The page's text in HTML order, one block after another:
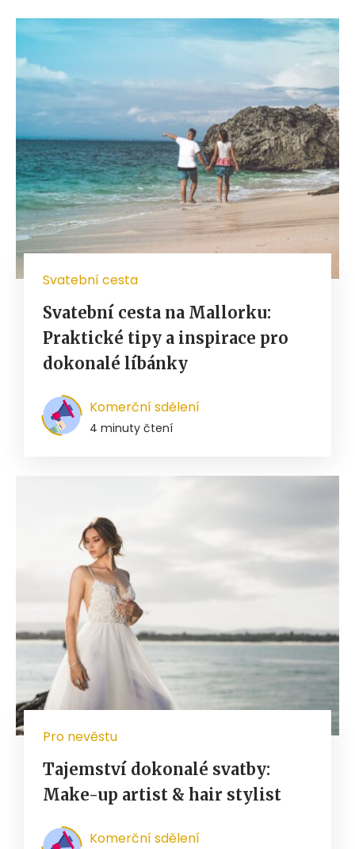
Svatební cesta
Svatební cesta na Mallorku:
Praktické tipy a inspirace pro
dokonalé líbánky
Komerční sdělení
4 minuty čtení
Pro nevěstu
Tajemství dokonalé svatby:
Make-up artist & hair stylist
Komerční sdělení